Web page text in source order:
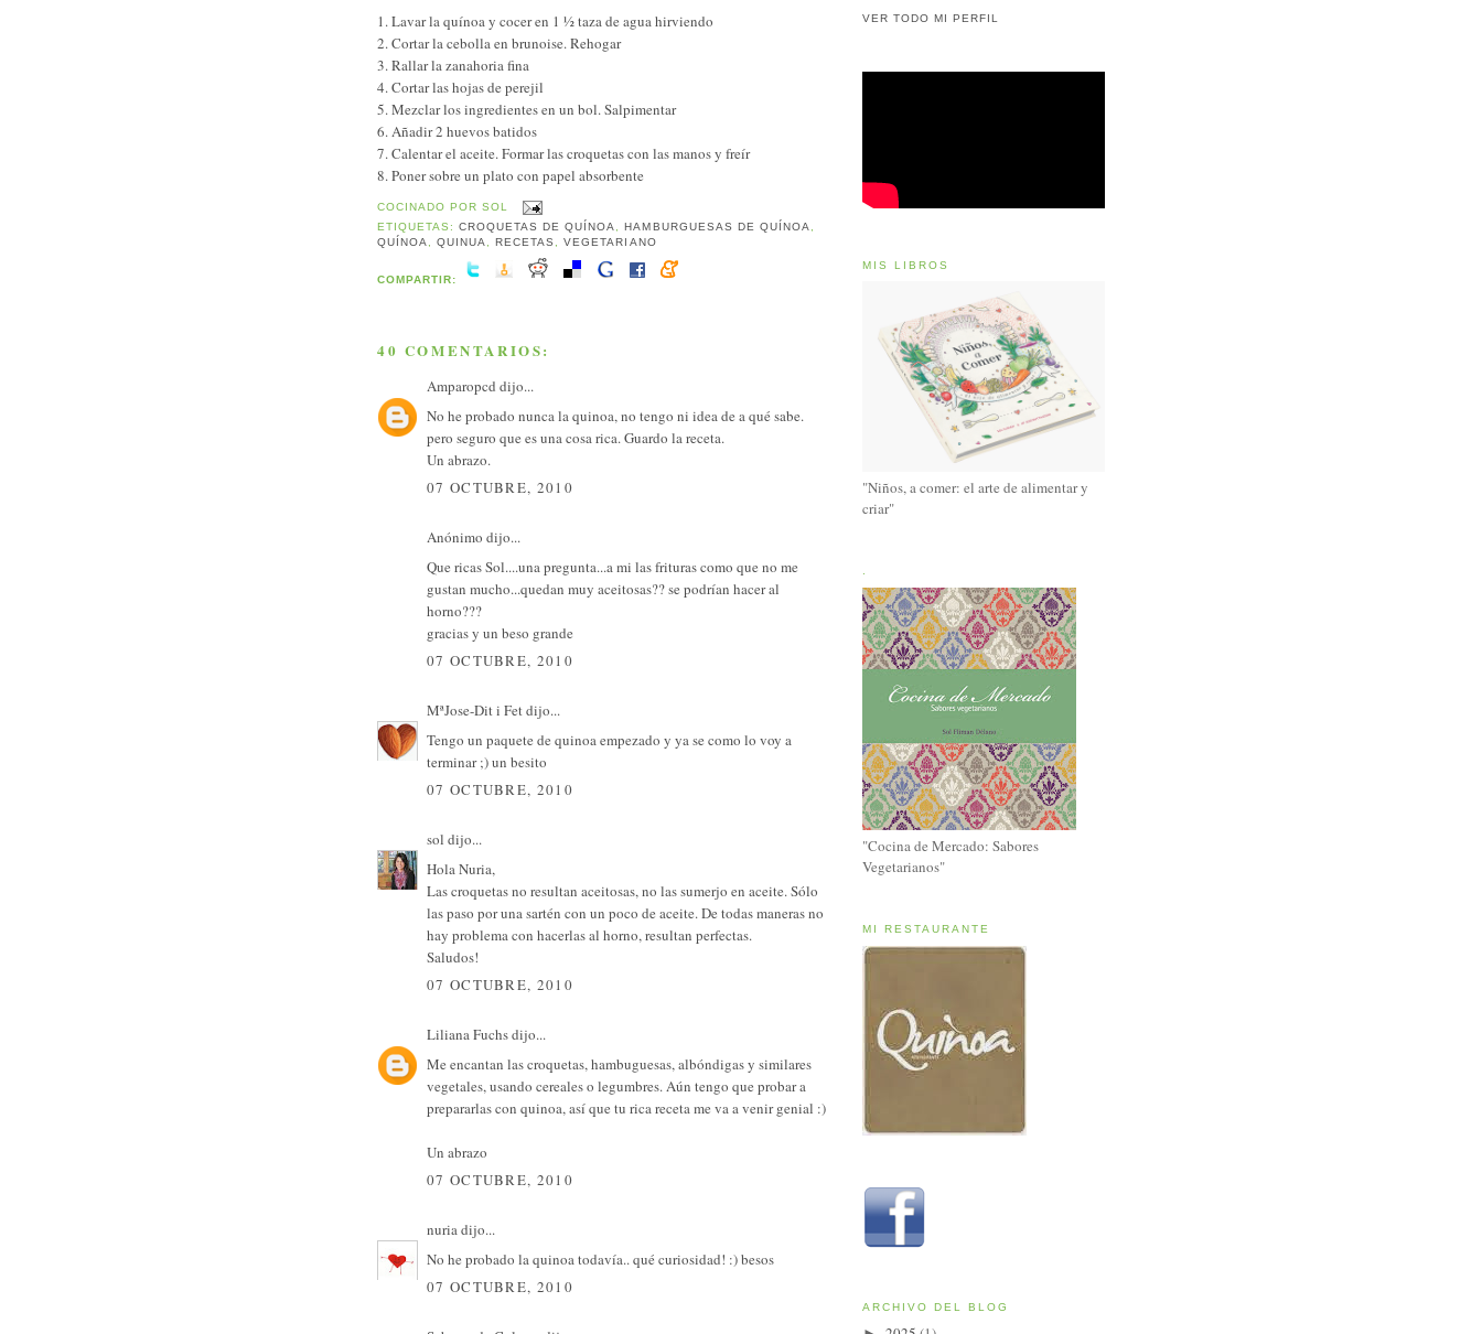
1. Lavar la quínoa y cocer en 1 ½ taza de agua hirviendo
2. Cortar la cebolla en brunoise. Rehogar
3. Rallar la zanahoria fina
4. Cortar las hojas de perejil
5. Mezclar los ingredientes en un bol. Salpimentar
6. Añadir 2 huevos batidos
7. Calentar el aceite. Formar las croquetas con las manos y freír
8. Poner sobre un plato con papel absorbente
COCINADO PORSOL
ETIQUETAS:CROQUETAS DE QUÍNOA, HAMBURGUESAS DE QUÍNOA,
QUÍNOA,QUINUA, RECETAS ,VEGETARIANO
COMPARTIR:
40 COMENTARIOS:
Amparopcd dijo...
No he probado nunca la quinoa, no tengo ni idea de a qué sabe.
pero seguro que es una cosa rica. Guardo la receta.
Un abrazo.
07 OCTUBRE, 2010
Anónimo dijo...
Que ricas Sol....una pregunta...a mi las frituras como que no me
gustan mucho...quedan muy aceitosas?? se podrían hacer al
horno???
gracias y un beso grande
07 OCTUBRE, 2010
MªJose-Dit i Fetdijo...
Tengo un paquete de quinoa empezado y ya se como lo voy a
terminar ;) un besito
07 OCTUBRE, 2010
sol dijo...
Hola Nuria,
Las croquetas no resultan aceitosas, no las sumerjo en aceite. Sólo
las paso por una sartén con un poco de aceite. De todas maneras no
hay problema con hacerlas al horno, resultan perfectas.
Saludos!
07 OCTUBRE, 2010
Liliana Fuchsdijo...
Me encantan las croquetas, hambuguesas, albóndigas y similares
vegetales, usando cereales o legumbres. Aún tengo que probar a
prepararlas con quinoa, así que tu rica receta me va a venir genial :)
Un abrazo
07 OCTUBRE, 2010
nuriadijo...
No he probado la quinoa todavía.. qué curiosidad! :) besos
07 OCTUBRE, 2010
VER TODO MI PERFIL
MIS LIBROS
"Niños, a comer: el arte de alimentar y
criar"
.
"Cocina de Mercado: Sabores
Vegetarianos"
MI RESTAURANTE
ARCHIVO DEL BLOG